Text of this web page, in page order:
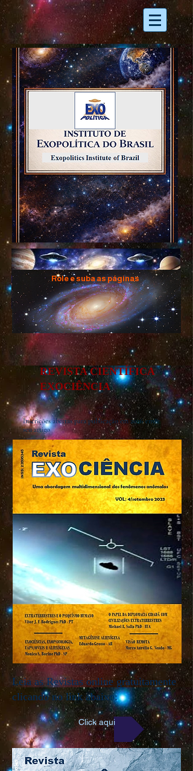
Role e suba as páginas
REVISTA CIENTÍFICA
EXOCIÊNCIA
Inscrições abertas para publicação em 2026 envie
seu artigo
Leia as Revistas online gratuitamente
clicando no link abaixo:
Click aqui